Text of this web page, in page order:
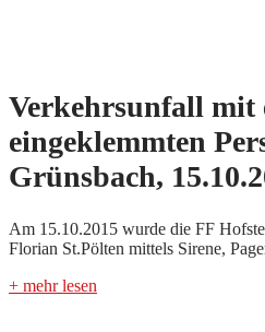
Verkehrsunfall mit
eingeklemmten
Grünsbach,
Am 15.10.2015 wurde die FF
Florian St.Pölten mittels Sirene,
+ mehr lesen